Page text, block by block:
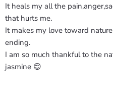
It heals my all the
that hurts me.
It makes my love toward
ending.
I am so much thankful to the
jasmine 😌